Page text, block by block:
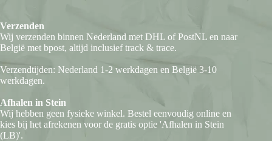
Verzenden
Wij verzenden binnen Nederland met DHL of PostNL en naar
België met bpost, altijd inclusief track & trace.
Verzendtijden: Nederland 1-2 werkdagen en België 3-10
werkdagen.
Afhalen in Stein
Wij hebben geen fysieke winkel. Bestel eenvoudig online en
kies bij het afrekenen voor de gratis optie 'Afhalen in Stein
(LB)'.